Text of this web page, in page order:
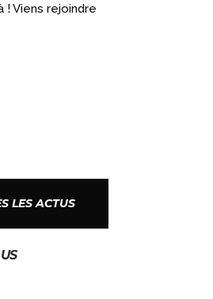
! Viens rejoindre
LES ACTUS